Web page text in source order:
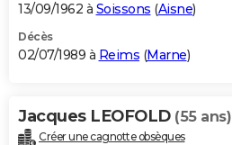
13/09/1962 à Soissons (Aisne)
Décès
02/07/1989 à Reims (Marne)
Jacques LEOFOLD (55 ans)
Créer une cagnotte obsèques